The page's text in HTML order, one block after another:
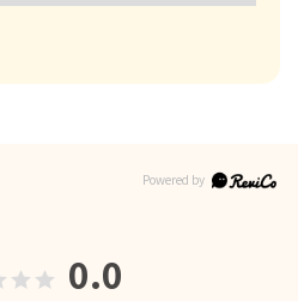
0.0